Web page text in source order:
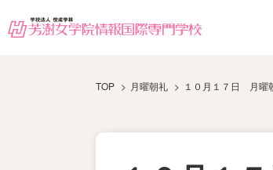
TOP 月曜朝礼 １０月１７日 月曜